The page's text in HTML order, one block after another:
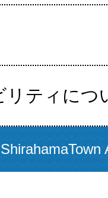
リティにつ